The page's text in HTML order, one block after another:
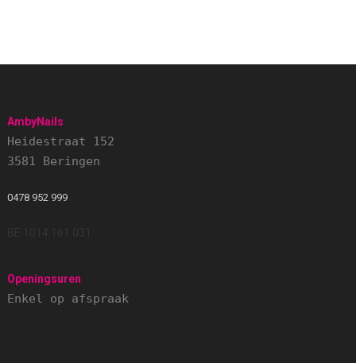
AmbyNails
Heidestraat 152
3581 Beringen
0478 952 999
Openingsuren
Enkel op afspraak